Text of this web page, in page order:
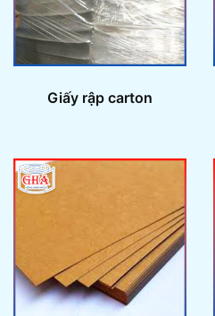
Giấy rập carton